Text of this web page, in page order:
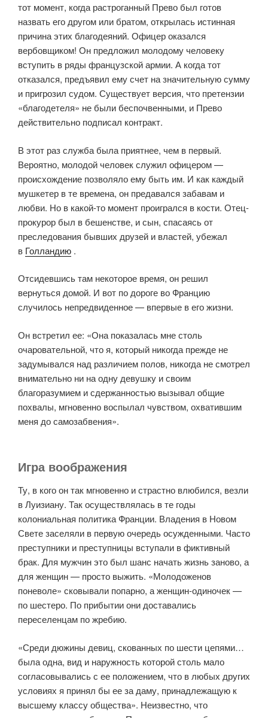
тот момент, когда растроганный Прево был готов
назвать его другом или братом, открылась истинная
причина этих благодеяний. Офицер оказался
вербовщиком! Он предложил молодому человеку
вступить в ряды французской армии. А когда тот
отказался, предъявил ему счет на значительную сумму
и пригрозил судом. Существует версия, что претензии
«благодетеля» не были беспочвенными, и Прево
действительно подписал контракт.
В этот раз служба была приятнее, чем в первый.
Вероятно, молодой человек служил офицером —
происхождение позволяло ему быть им. И как каждый
мушкетер в те времена, он предавался забавам и
любви. Но в какой-то момент проигрался в кости. Отец-
прокурор был в бешенстве, и сын, спасаясь от
преследования бывших друзей и властей, убежал
в Голландию .
Отсидевшись там некоторое время, он решил
вернуться домой. И вот по дороге во Францию
случилось непредвиденное — впервые в его жизни.
Он встретил ее: «Она показалась мне столь
очаровательной, что я, который никогда прежде не
задумывался над различием полов, никогда не смотрел
внимательно ни на одну девушку и своим
благоразумием и сдержанностью вызывал общие
похвалы, мгновенно воспылал чувством, охватившим
меня до самозабвения».
Игра воображения
Ту, в кого он так мгновенно и страстно влюбился, везли
в Луизиану. Так осуществлялась в те годы
колониальная политика Франции. Владения в Новом
Свете заселяли в первую очередь осужденными. Часто
преступники и преступницы вступали в фиктивный
брак. Для мужчин это был шанс начать жизнь заново, а
для женщин — просто выжить. «Молодоженов
поневоле» сковывали попарно, а женщин-одиночек —
по шестеро. По прибытии они доставались
переселенцам по жребию.
«Среди дюжины девиц, скованных по шести цепями…
была одна, вид и наружность которой столь мало
согласовывались с ее положением, что в любых других
условиях я принял бы ее за даму, принадлежащую к
высшему классу общества». Неизвестно, что